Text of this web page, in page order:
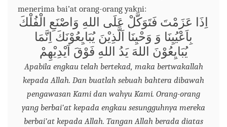
menerima bai’at orang-orang yakni:
اِذَا عَزَمْتَ فَتَوَكَّلْ عَلَى اللهِ وَاصْنَعِ الْفُلْكَ
بِاَعْيُيِنَا وَ وَحْيِنَا اَلَّذِيْنَ يُبَايِعُوْنَكَ اِنَّمَا
يُبَايِعُوْنَ اللهَ يَدُ اللهِ فَوْقَ اَيْدِيْهِمْ
Apabila engkau telah bertekad, maka bertwakallah
kepada Allah. Dan buatlah sebuah bahtera dibawah
pengawasan Kami dan wahyu Kami. Orang-orang
yang berbai’at kepada engkau sesungguhnya mereka
berbai’at kepada Allah. Tangan Allah berada diatas